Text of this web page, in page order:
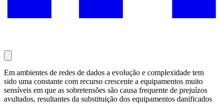
Em ambientes de redes de dados a evolução e complexidade tem
sido uma constante com recurso crescente a equipamentos muito
sensíveis em que as sobretensões são causa frequente de prejuízos
avultados, resultantes da substituição dos equipamentos danificados